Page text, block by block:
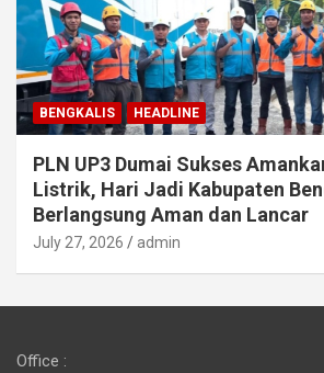
BENGKALIS HEADLINE
PLN UP3 Dumai Sukses
Listrik, Hari Jadi Kabupaten
Berlangsung Aman dan Lancar
July 27, 2026 admin
Office :